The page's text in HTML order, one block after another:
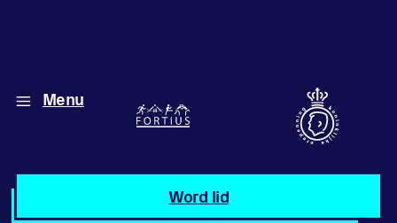
Menu
Word lid
Diverse disciplines
Atletiek